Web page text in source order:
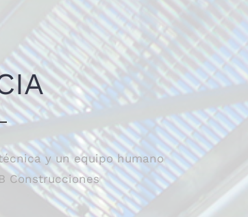
y un equipo humano
Construcciones